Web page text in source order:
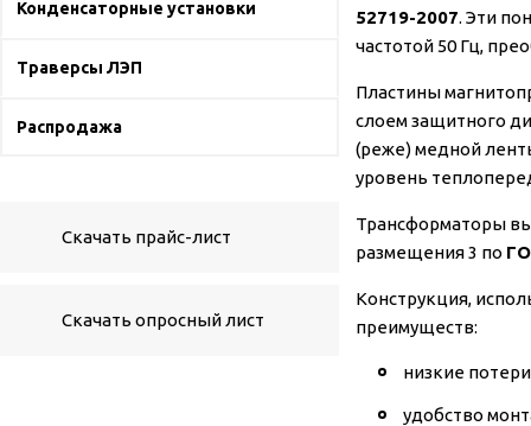
Конденсаторные установки
Траверсы ЛЭП
Распродажа
Скачать прайс-лист
Скачать опросный лист
52719-2007. Эти
частотой 50 Гц,
Пластины
слоем защитного
(реже) медной
уровень
Трансформаторы
размещения 3 по
Конструкция,
преимуществ:
низкие
удобство